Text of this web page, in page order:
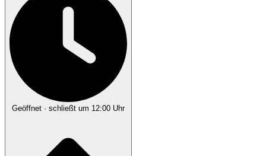
Geöffnet · schließt um 12:00 Uhr